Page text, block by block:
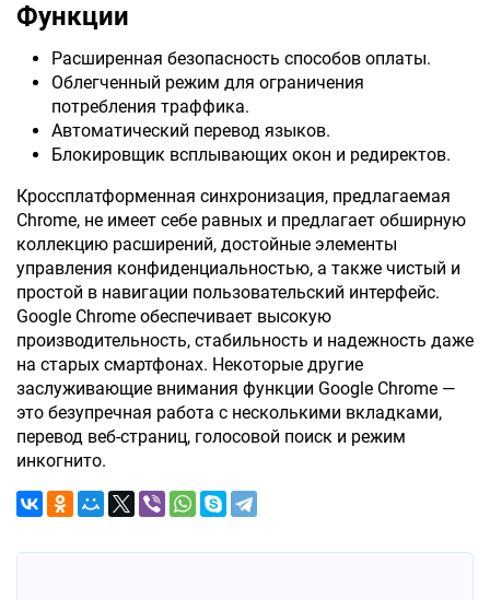
Функции
Расширенная безопасность способов оплаты.
Облегченный режим для ограничения
потребления траффика.
Автоматический перевод языков.
Блокировщик всплывающих окон и редиректов.
Кроссплатформенная синхронизация, предлагаемая
Chrome, не имеет себе равных и предлагает обширную
коллекцию расширений, достойные элементы
управления конфиденциальностью, а также чистый и
простой в навигации пользовательский интерфейс.
Google Chrome обеспечивает высокую
производительность, стабильность и надежность даже
на старых смартфонах. Некоторые другие
заслуживающие внимания функции Google Chrome —
это безупречная работа с несколькими вкладками,
перевод веб-страниц, голосовой поиск и режим
инкогнито.